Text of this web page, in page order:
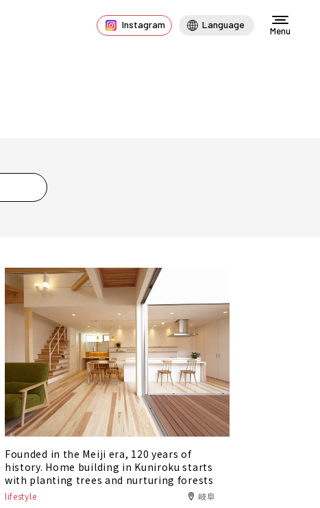
Instagram Language
Menu
Founded in the Meiji era, 120 years of
history. Home building in Kuniroku starts
with planting trees and nurturing forests
lifestyle 岐阜